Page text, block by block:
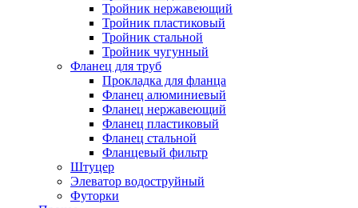
Тройник нержавеющий
Тройник пластиковый
Тройник стальной
Тройник чугунный
Фланец для труб
Прокладка для фланца
Фланец алюминиевый
Фланец нержавеющий
Фланец пластиковый
Фланец стальной
Фланцевый фильтр
Штуцер
Элеватор водоструйный
Футорки